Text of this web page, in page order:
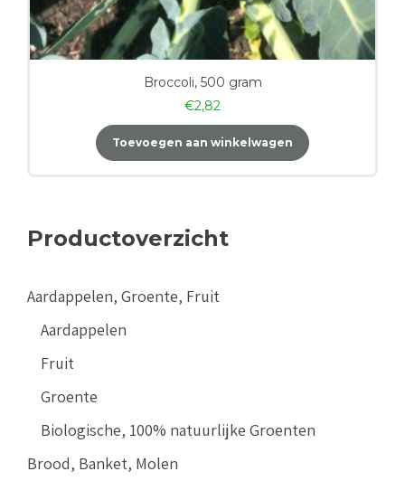
Broccoli, 500 gram
€2,82
Toevoegen aan winkelwagen
Productoverzicht
Aardappelen, Groente, Fruit
Aardappelen
Fruit
Groente
Biologische, 100% natuurlijke Groenten
Brood, Banket, Molen